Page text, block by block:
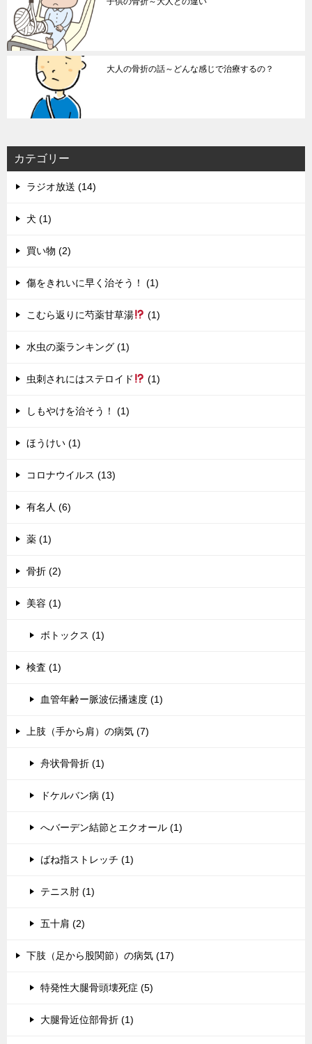
大人の骨折の話～どんな感じで治療するの？
カテゴリー
ラジオ放送 (14)
犬 (1)
買い物 (2)
傷をきれいに早く治そう！ (1)
こむら返りに芍薬甘草湯 (1)
水虫の薬ランキング (1)
虫刺されにはステロイド (1)
しもやけを治そう！ (1)
ほうけい (1)
コロナウイルス (13)
有名人 (6)
薬 (1)
骨折 (2)
美容 (1)
ボトックス (1)
検査 (1)
血管年齢ー脈波伝播速度 (1)
上肢（手から肩）の病気 (7)
舟状骨骨折 (1)
ドケルバン病 (1)
へバーデン結節とエクオール (1)
ばね指ストレッチ (1)
テニス肘 (1)
五十肩 (2)
下肢（足から股関節）の病気 (17)
特発性大腿骨頭壊死症 (5)
大腿骨近位部骨折 (1)